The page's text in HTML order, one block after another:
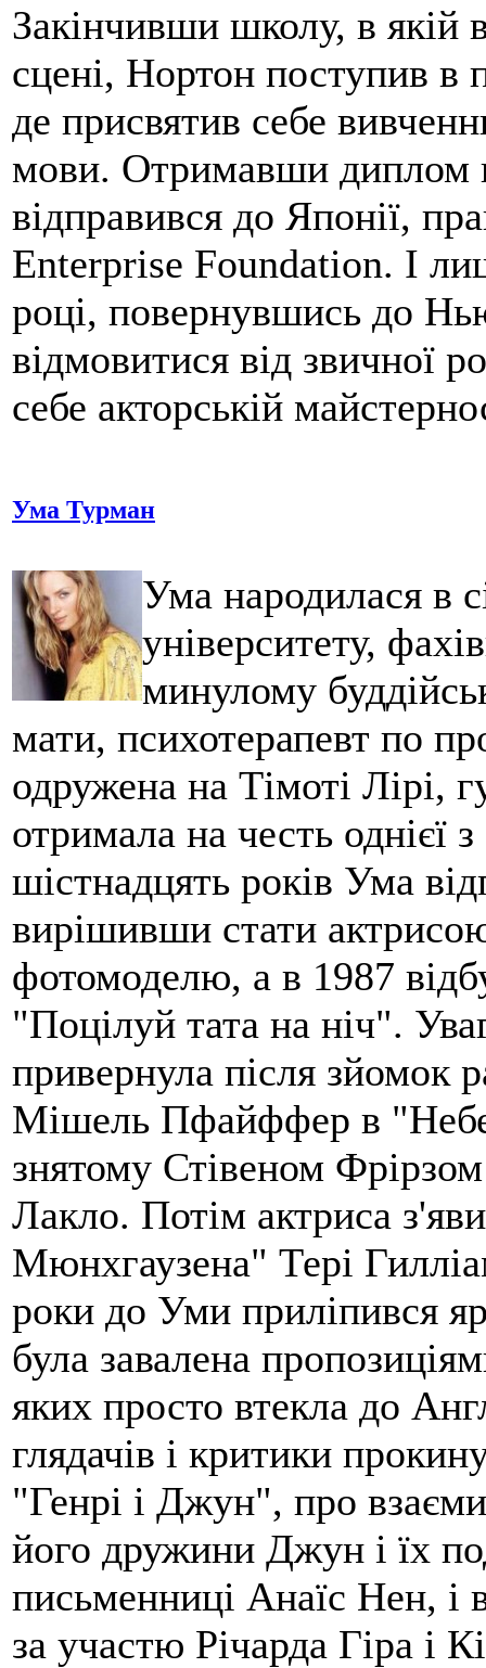
Закінчивши школу, в якій
сцені, Нортон поступив в
де присвятив себе
мови. Отримавши диплом в
відправився до Японії,
Enterprise Foundation. І
році, повернувшись до
відмовитися від звичної
себе акторській
Ума Турман
Ума народилася в
університету,
минулому
мати, психотерапевт по
одружена на Тімоті Лірі,
отримала на честь однієї
шістнадцять років Ума
вирішивши стати
фотомоделю, а в 1987
"Поцілуй тата на ніч".
привернула після зйомок
Мішель Пфайффер в
знятому Стівеном
Лакло. Потім актриса
Мюнхгаузена" Тері
роки до Уми приліпився
була завалена
яких просто втекла до
глядачів і критики
"Генрі і Джун", про
його дружини Джун і їх
письменниці Анаїс Нен, і
за участю Річарда Гіра і